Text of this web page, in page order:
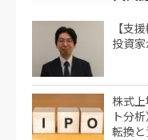
【支
投資
株式
ト分
転換